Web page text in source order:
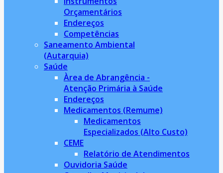
Orçamentários
Endereços
Competências
Saneamento Ambiental
(Autarquia)
Saúde
Àrea de Abrangência -
Atenção Primária à Saúde
Endereços
Medicamentos (Remume)
Medicamentos
Especializados (Alto Custo)
CEME
Relatório de Atendimentos
Ouvidoria Saúde